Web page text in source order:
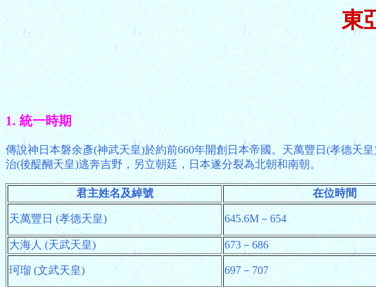
東
1. 統一時期
傳說神日本磐余彥(神武天皇)於約前660年開創日本帝國。天萬豐日(孝德天
治(後醍醐天皇)逃奔吉野，另立朝廷，日本遂分裂為北朝和南朝。
君主姓名及綽號 在位時間
天萬豐日 (孝德天皇) 645.6M－654
大海人 (天武天皇)
673－686
珂瑠 (文武天皇) 697－707